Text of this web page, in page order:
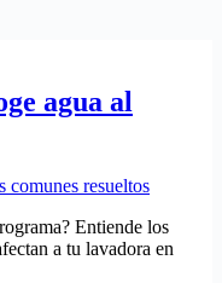
agua al
Entiende los
a tu lavadora en